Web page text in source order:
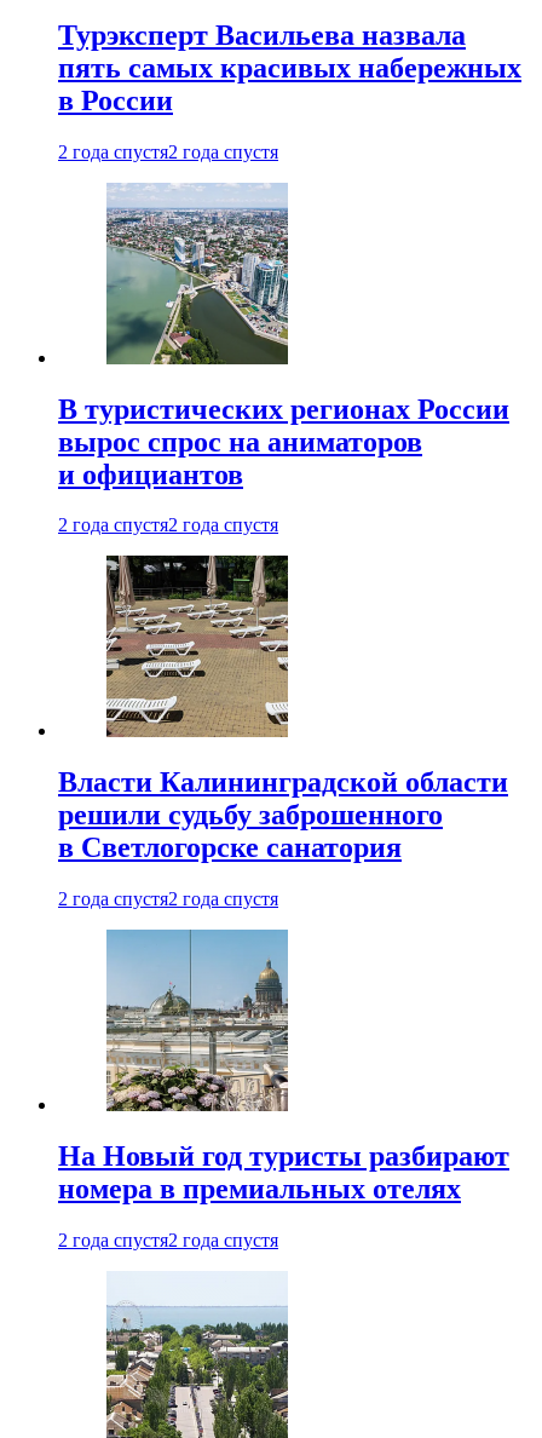
Турэксперт Васильева назвала
пять самых красивых набережных
в России
2 года спустя2 года спустя
В туристических регионах России
вырос спрос на аниматоров
и официантов
2 года спустя2 года спустя
Власти Калининградской области
решили судьбу заброшенного
в Светлогорске санатория
2 года спустя2 года спустя
На Новый год туристы разбирают
номера в премиальных отелях
2 года спустя2 года спустя